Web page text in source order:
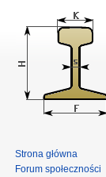
Strona główna
Forum społeczności